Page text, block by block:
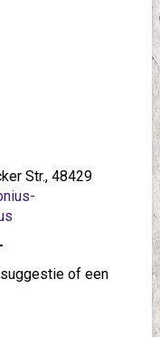
Str., 48429
of een